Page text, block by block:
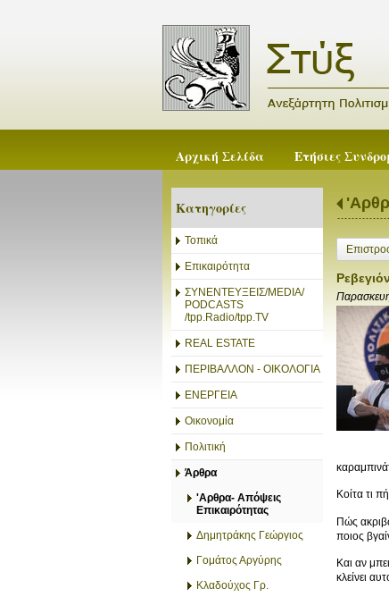
Αρχική Σελίδα Ετήσιες
Κατηγορίες
Τοπικά
Επικαιρότητα
ΣΥΝΕΝΤΕΥΞΕΙΣ/MEDIA/
PODCASTS
/tpp.Radio/tpp.TV
REAL ESTATE
ΠΕΡΙΒΑΛΛΟΝ - ΟΙΚΟΛΟΓΙΑ
ΕΝΕΡΓΕΙΑ
Οικονομία
Πολιτική
Άρθρα
'Αρθρα- Απόψεις
Επικαιρότητας
Δημητράκης Γεώργιος
Γομάτος Αργύρης
Κλαδούχος Γρ.
Κοίτα τι
Πώς
ποιος
Και αν
κλείνει